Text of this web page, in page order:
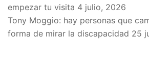
empezar tu visita 4 julio, 2026
Tony Moggio: hay personas que
forma de mirar la discapacidad 25